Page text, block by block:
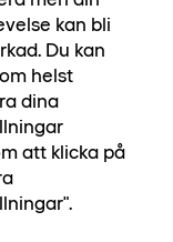
vardag.
bostäder.
kan bli
Du kan
helst
dina
att klicka på